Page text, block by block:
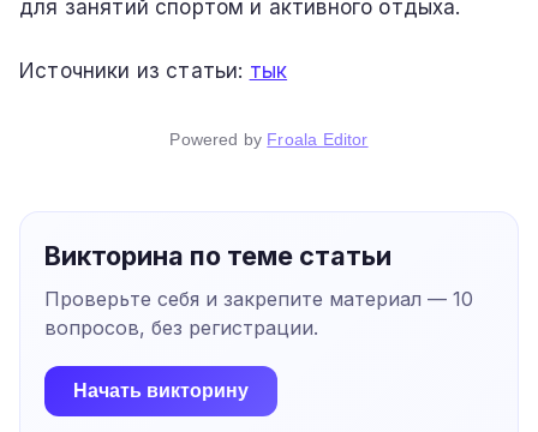
для занятий спортом и активного отдыха.
Источники из статьи: тык
Powered by Froala Editor
Викторина по теме статьи
Проверьте себя и закрепите материал — 10
вопросов, без регистрации.
Начать викторину